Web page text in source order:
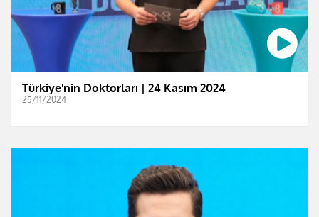
Türkiye'nin Doktorları | 24 Kasım 2024
25/11/2024